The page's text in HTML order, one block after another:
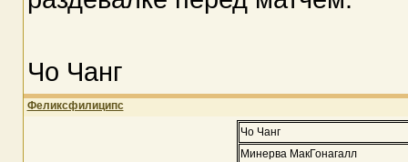
Чо Чанг
Феликсфилиципс
Чо Чанг
Минерва МакГонагалл